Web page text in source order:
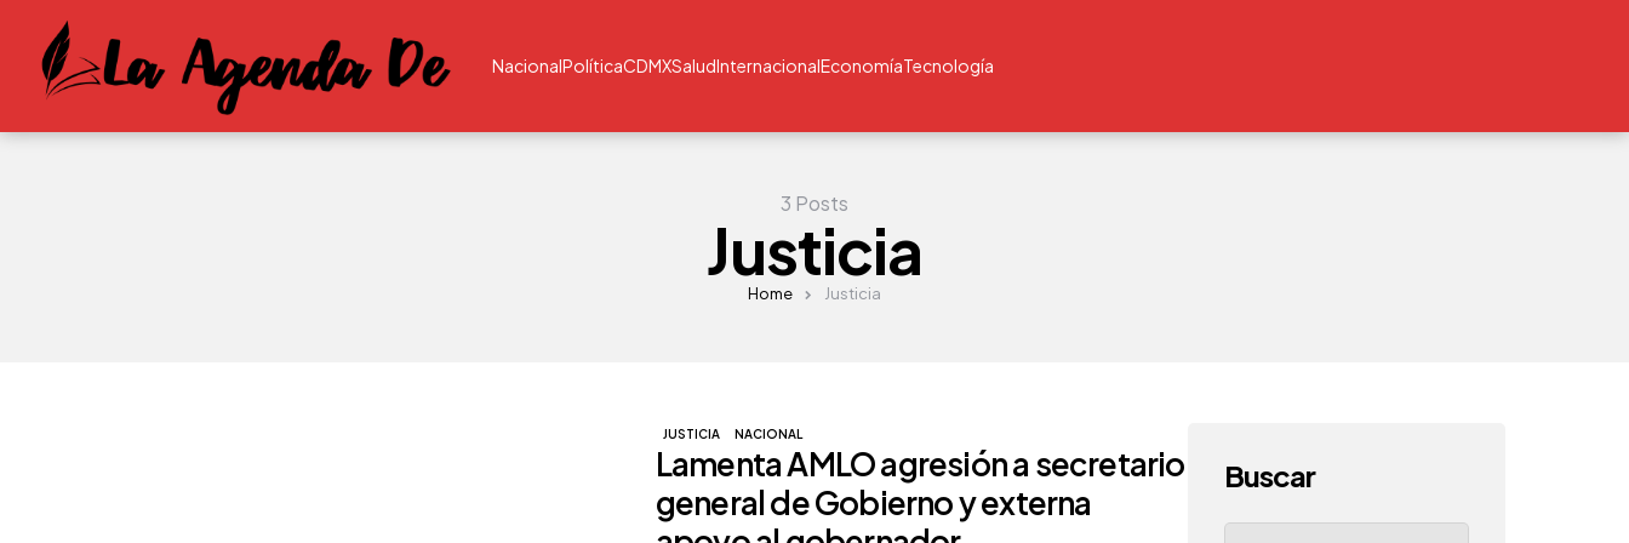
NacionalPolíticaCDMXSaludInternacionalEconomíaTecnología
3 Posts
Justicia
Home Justicia
JUSTICIA NACIONAL
Lamenta AMLO agresión a secretario
general de Gobierno y externa
Buscar
Search